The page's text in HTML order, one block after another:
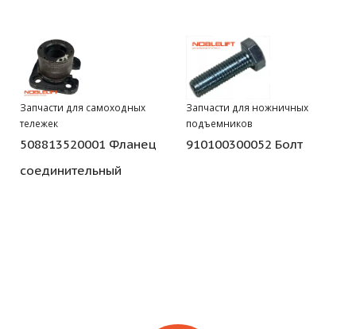
Запчасти для самоходных
тележек
508813520001 Фланец
соединительный
Запчасти для ножничных
подъемников
910100300052 Болт